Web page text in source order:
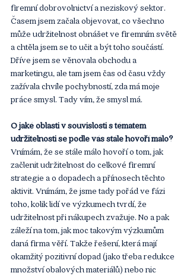
firemní dobrovolnictví a neziskový sektor.
Časem jsem začala objevovat, co všechno
může udržitelnost obnášet ve firemním světě
a chtěla jsem se to učit a být toho součástí.
Dříve jsem se věnovala obchodu a
marketingu, ale tam jsem čas od času vždy
zažívala chvíle pochybností, zda má moje
práce smysl. Tady vím, že smysl má.
O jaké oblasti v souvislosti s tématem
udržitelnosti se podle vás stále hovoří málo?
Vnímám, že se stále málo hovoří o tom, jak
začlenit udržitelnost do celkové firemní
strategie a o dopadech a přínosech těchto
aktivit. Vnímám, že jsme tady pořád ve fázi
toho, kolik lidí ve výzkumech tvrdí, že
udržitelnost při nákupech zvažuje. No a pak
záleží na tom, jak moc takovým výzkumům
daná firma věří. Takže řešení, která mají
okamžitý pozitivní dopad (jako třeba redukce
množství obalových materiálů) nebo nic